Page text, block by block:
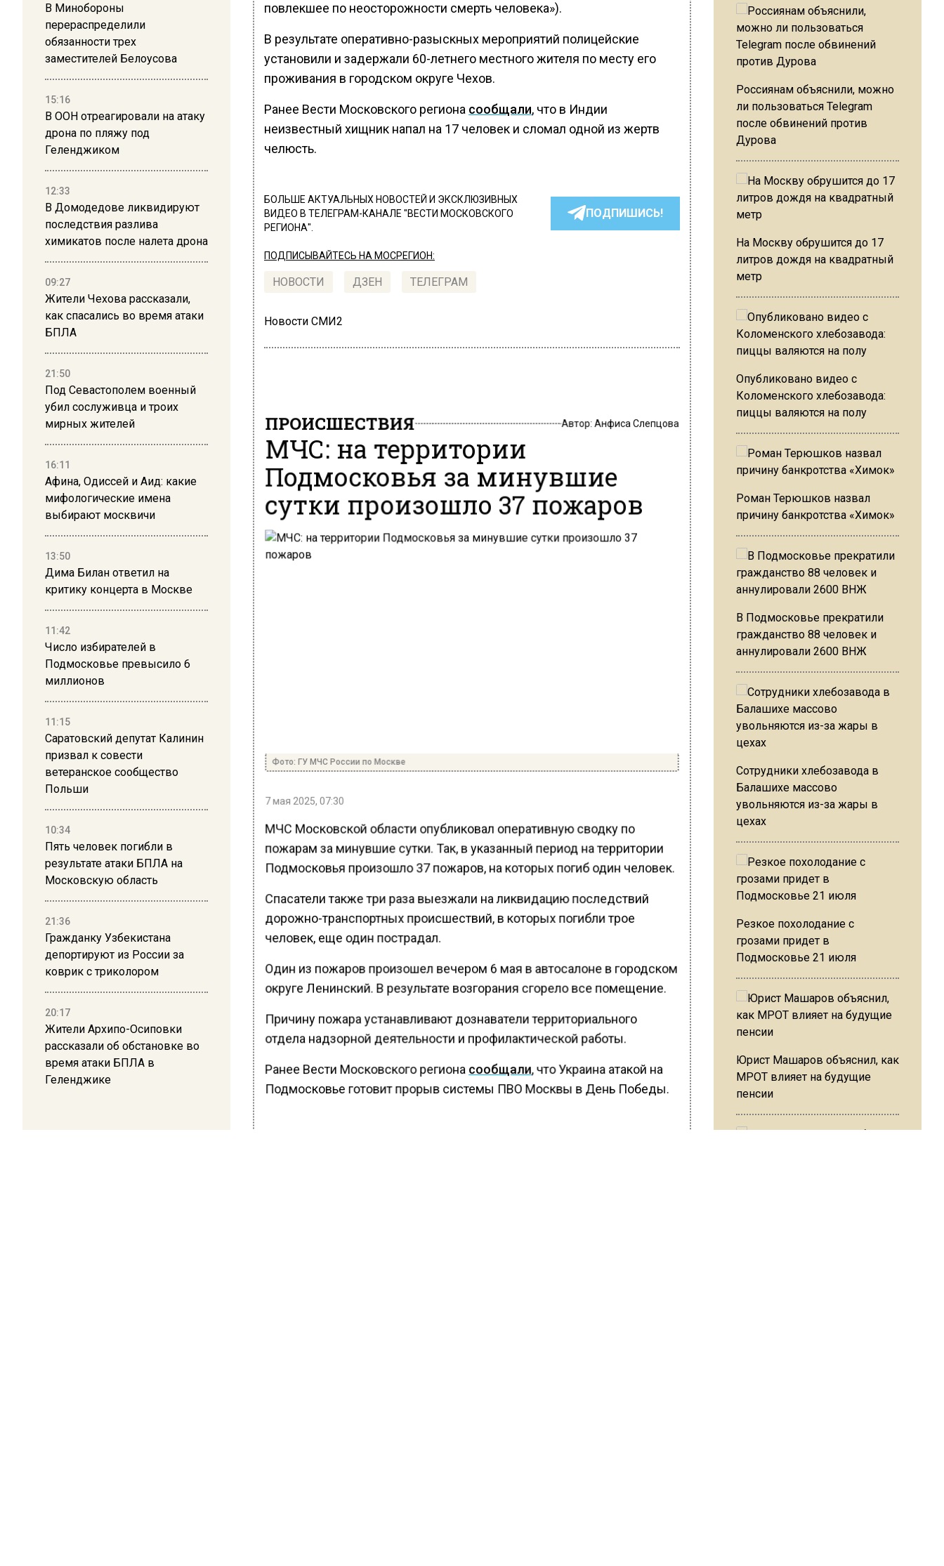
В Минобороны
перераспределили
обязанности трех
заместителей Белоусова
15:16
В ООН отреагировали на атаку
дрона по пляжу под
Геленджиком
12:33
В Домодедове ликвидируют
последствия разлива
химикатов после налета дрона
09:27
Жители Чехова рассказали,
как спасались во время атаки
БПЛА
21:50
Под Севастополем военный
убил сослуживца и троих
мирных жителей
16:11
Афина, Одиссей и Аид: какие
мифологические имена
выбирают москвичи
13:50
Дима Билан ответил на
критику концерта в Москве
11:42
Число избирателей в
Подмосковье превысило 6
миллионов
11:15
Саратовский депутат Калинин
призвал к совести
ветеранское сообщество
Польши
10:34
Пять человек погибли в
результате атаки БПЛА на
Московскую область
21:36
Гражданку Узбекистана
депортируют из России за
коврик с триколором
20:17
Жители Архипо-Осиповки
рассказали об обстановке во
время атаки БПЛА в
Геленджике
повлекшее по неосторожности смерть человека»).
В результате оперативно-разыскных мероприятий полицейские
установили и задержали 60-летнего местного жителя по месту его
проживания в городском округе Чехов.
Ранее Вести Московского региона сообщали, что в Индии
неизвестный хищник напал на 17 человек и сломал одной из жертв
челюсть.
БОЛЬШЕ АКТУАЛЬНЫХ НОВОСТЕЙ И ЭКСКЛЮЗИВНЫХ
ВИДЕО В ТЕЛЕГРАМ-КАНАЛЕ "ВЕСТИ МОСКОВСКОГО
РЕГИОНА".
ПОДПИШИСЬ!
ПОДПИСЫВАЙТЕСЬ НА МОСРЕГИОН:
НОВОСТИ ДЗЕН ТЕЛЕГРАМ
Новости СМИ2
ПРОИСШЕСТВИЯ Автор: Анфиса Слепцова
МЧС: на территории
Подмосковья за минувшие
сутки произошло 37 пожаров
Фото: ГУ МЧС России по Москве
7 мая 2025, 07:30
МЧС Московской области опубликовал оперативную сводку по
пожарам за минувшие сутки. Так, в указанный период на территории
Подмосковья произошло 37 пожаров, на которых погиб один человек.
Спасатели также три раза выезжали на ликвидацию последствий
дорожно-транспортных происшествий, в которых погибли трое
человек, еще один пострадал.
Один из пожаров произошел вечером 6 мая в автосалоне в городском
округе Ленинский. В результате возгорания сгорело все помещение.
Причину пожара устанавливают дознаватели территориального
отдела надзорной деятельности и профилактической работы.
Ранее Вести Московского региона сообщали, что Украина атакой на
Подмосковье готовит прорыв системы ПВО Москвы в День Победы.
Россиянам объяснили, можно
ли пользоваться Telegram
после обвинений против
Дурова
На Москву обрушится до 17
литров дождя на квадратный
метр
Опубликовано видео с
Коломенского хлебозавода:
пиццы валяются на полу
Роман Терюшков назвал
причину банкротства «Химок»
В Подмосковье прекратили
гражданство 88 человек и
аннулировали 2600 ВНЖ
Сотрудники хлебозавода в
Балашихе массово
увольняются из-за жары в
цехах
Резкое похолодание с
грозами придет в
Подмосковье 21 июля
Юрист Машаров объяснил, как
МРОТ влияет на будущие
пенсии